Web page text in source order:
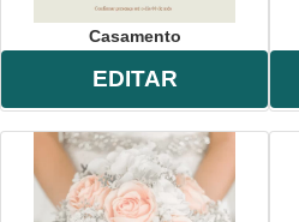
Casamento
EDITAR